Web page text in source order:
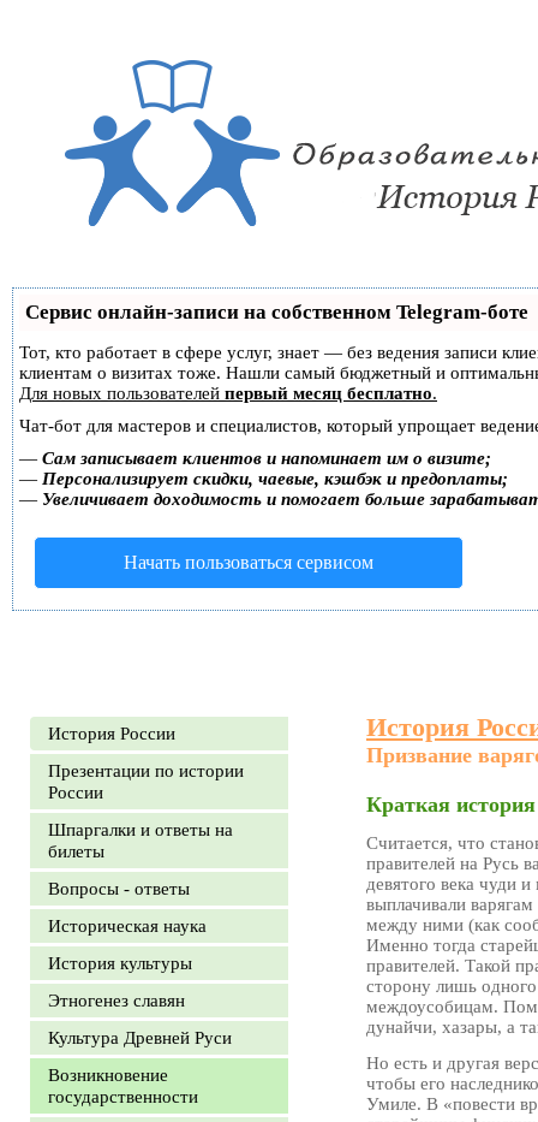
Сервис онлайн-записи на собственном Telegram-боте
Тот, кто работает в сфере услуг, знает — без ведения записи
клиентам о визитах тоже. Нашли самый бюджетный и
Для новых пользователей первый месяц бесплатно.
Чат-бот для мастеров и специалистов, который упрощает
— Сам записывает клиентов и напоминает им о визите;
— Персонализирует скидки, чаевые, кэшбэк и предоплаты;
— Увеличивает доходимость и помогает больше
Начать пользоваться сервисом
История России
Презентации по истории
России
Шпаргалки и ответы на
билеты
Вопросы - ответы
Историческая наука
История культуры
Этногенез славян
Культура Древней Руси
Возникновение
государственности
История
Призвание
Краткая
Считается, что
правителей на Русь
девятого века чуди
выплачивали
между ними (как
Именно тогда
правителей. Такой
сторону лишь
междоусобицам.
дунайчи, хазары, а
Но есть и другая
чтобы его
Умиле. В «повести